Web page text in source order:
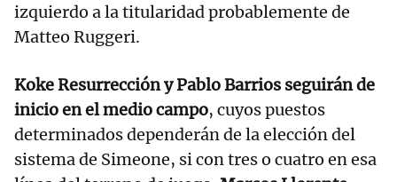
izquierdo a la titularidad probablemente de
Matteo Ruggeri.
Koke Resurrección y Pablo Barrios seguirán de
inicio en el medio campo, cuyos puestos
determinados dependerán de la elección del
sistema de Simeone, si con tres o cuatro en esa